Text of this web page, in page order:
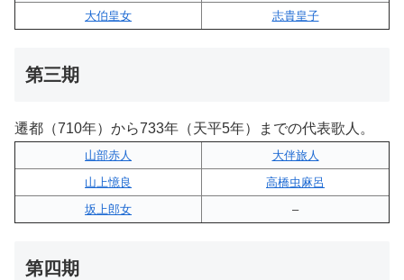
大伯皇女
志貴皇子
第三期
遷都（710年）から733年（天平5年）までの代表歌人。
山部赤人
大伴旅人
山上憶良
高橋虫麻呂
坂上郎女
–
第四期